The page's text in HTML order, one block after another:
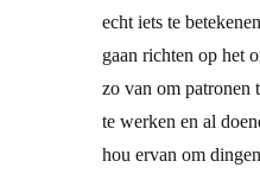
verkopen. Ik vond
echt iets te
gaan richten op het
zo van om patronen
te werken en al